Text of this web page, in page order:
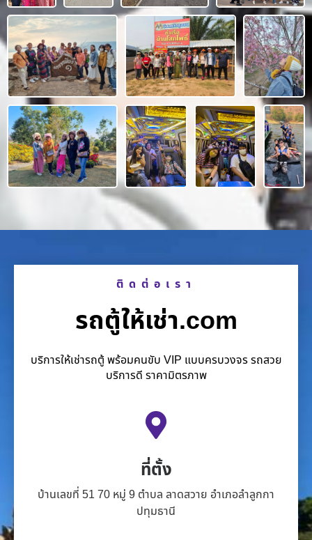
ติดต่อเรา
รถตู้ให้เช่า.com
บริการให้เช่ารถตู้ พร้อมคนขับ VIP แบบครบวงจร รถสวย
บริการดี ราคามิตรภาพ
ที่ตั้ง
บ้านเลขที่ 51 70 หมู่ 9 ตำบล ลาดสวาย อำเภอลำลูกกา
ปทุมธานี